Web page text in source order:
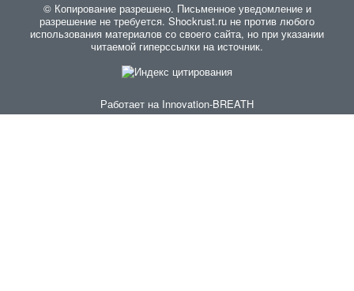
© Копирование разрешено. Письменное уведомление и
разрешение не требуется. Shockrust.ru не против любого
использования материалов со своего сайта, но при указании
читаемой гиперссылки на источник.
Работает на Innovation-BREATH